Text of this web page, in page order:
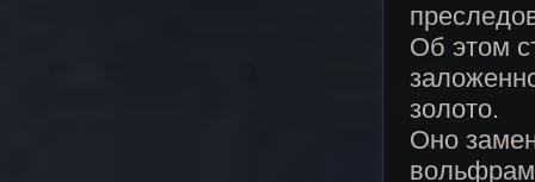
Об этом
золото.
Оно